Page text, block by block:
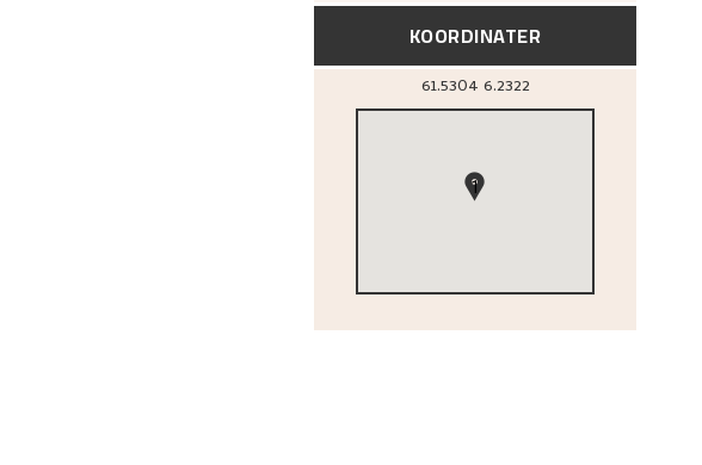
KOORDINATER
61.5304 6.2322
1